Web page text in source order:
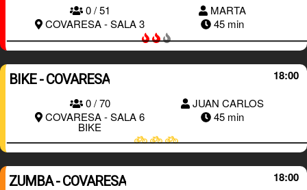
0 / 51
MARTA
COVARESA - SALA 3
45 min
18:00
BIKE - COVARESA
0 / 70
JUAN CARLOS
COVARESA - SALA 6
BIKE
45 min
RESERVAR
18:00
ZUMBA - COVARESA